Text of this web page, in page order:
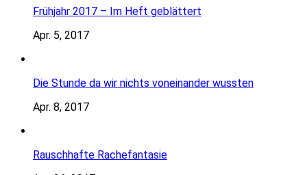
Frühjahr 2017 – Im Heft geblättert
Apr. 5, 2017
Die Stunde da wir nichts voneinander wussten
Apr. 8, 2017
Rauschhafte Rachefantasie